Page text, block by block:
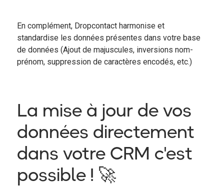
En complément, Dropcontact harmonise et
standardise les données présentes dans votre base
de données (Ajout de majuscules, inversions nom-
prénom, suppression de caractères encodés, etc.)
La mise à jour de vos
données directement
dans votre CRM c'est
possible ! 🚀